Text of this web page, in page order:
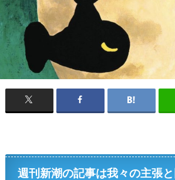
週刊新潮の記事は我々の主張